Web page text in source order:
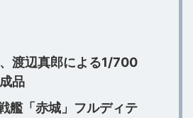
渡辺真郎による1/700
品
艦「赤城」フルディテ